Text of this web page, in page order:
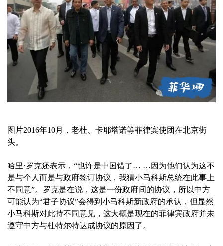
图片2016年10月，老杜、卡耶塔诺等菲律宾使团在北京街
头。
哈里·罗克还表示，“也许是中国错了… …因为他们认为这不
是与个人而是与政府签订协议，我猜小马科斯总统在此事上
不同意”。罗克是在说，这是一份政府间的协议，所以中方
可能认为“君子协议”会得到小马科斯新政府的承认，但显然
小马科斯对此持不同意见，这大概是现在的菲律宾政府并未
遵守中方与杜特尔特达成协议的原因了。